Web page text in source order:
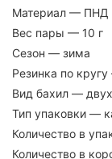
Материал — ПНД
Вес пары — 10 г
Сезон — зима
Резинка по кругу
Вид бахил —
Тип упаковки —
Количество в
Количество в